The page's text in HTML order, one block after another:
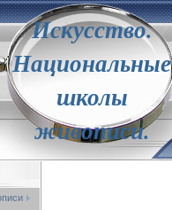
Искусство.
Национальные
школы
живописи.